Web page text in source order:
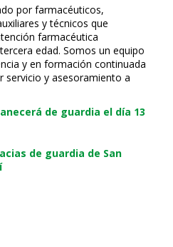
por farmacéuticos,
y técnicos que
farmacéutica
edad. Somos un equipo
y en formación continuada
servicio y asesoramiento a
de guardia el día 13
de guardia de San